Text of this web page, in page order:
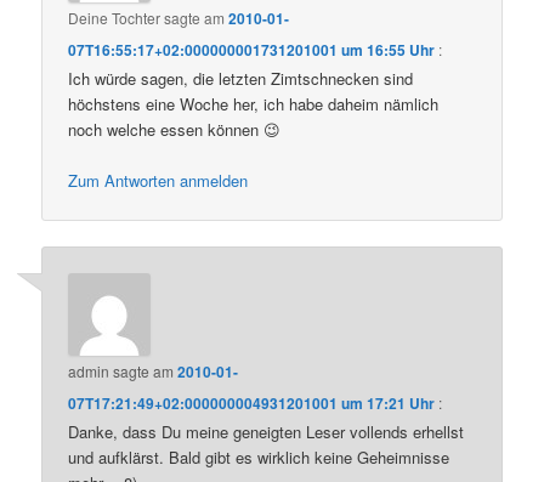
Deine Tochtersagte am2010-01-
07T16:55:17+02:000000001731201001 um 16:55 Uhr :
Ich würde sagen, die letzten Zimtschnecken sind
höchstens eine Woche her, ich habe daheim nämlich
noch welche essen können 😉
Zum Antworten anmelden
admin sagte am2010-01-
07T17:21:49+02:000000004931201001 um 17:21 Uhr :
Danke, dass Du meine geneigten Leser vollends erhellst
und aufklärst. Bald gibt es wirklich keine Geheimnisse